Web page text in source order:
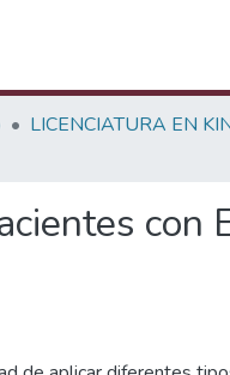
LICENCIATURA EN
con